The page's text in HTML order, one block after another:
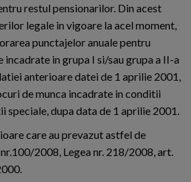
restul pensionarilor. Din acest
legale in vigoare la acel moment,
punctajelor anuale pentru
in grupa I si/sau grupa a II-a
anterioare datei de 1 aprilie 2001,
de munca incadrate in conditii
speciale, dupa data de 1 aprilie 2001.
care au prevazut astfel de
2008, Legea nr. 218/2008, art.